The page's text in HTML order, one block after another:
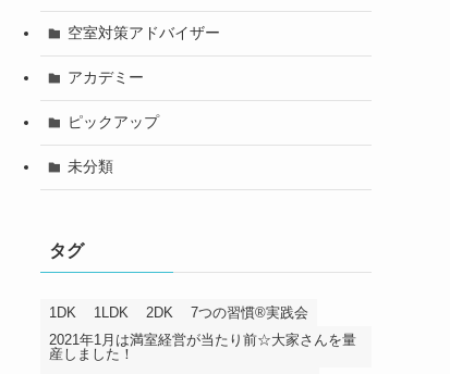
空室対策アドバイザー
アカデミー
ピックアップ
未分類
タグ
1DK 1LDK 2DK
7つの習慣®️実践会
2021年1月は満室経営が当たり前☆大家さんを量
産しました！